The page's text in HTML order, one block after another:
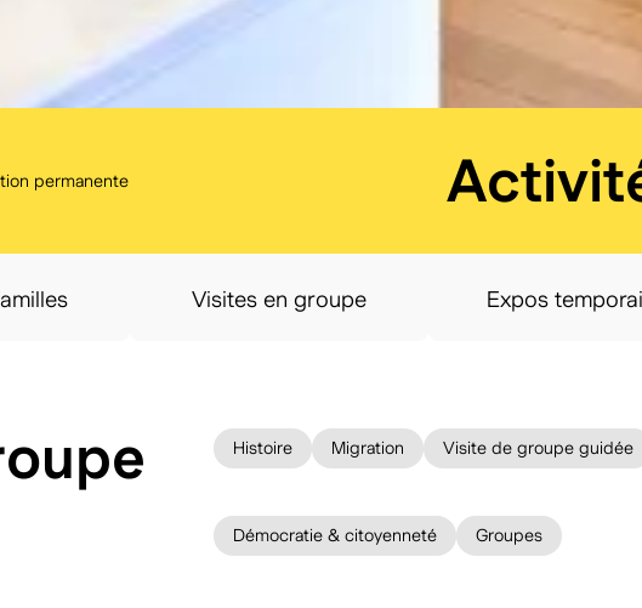
permanente :
Visites en groupe Expos
Histoire Migration Visite de groupe guidée
Démocratie & citoyenneté Groupes